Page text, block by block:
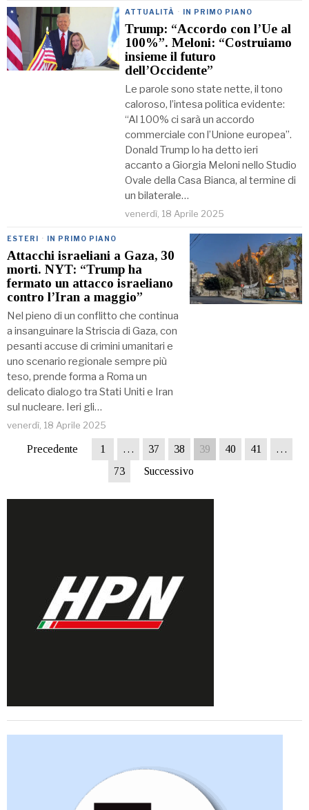
ATTUALITÀ · IN PRIMO PIANO
Trump: “Accordo con l’Ue al
100%”. Meloni: “Costruiamo
insieme il futuro
dell’Occidente”
Le parole sono state nette, il tono
caloroso, l’intesa politica evidente:
“Al 100% ci sarà un accordo
commerciale con l’Unione europea”.
Donald Trump lo ha detto ieri
accanto a Giorgia Meloni nello Studio
Ovale della Casa Bianca, al termine di
un bilaterale…
venerdì, 18 Aprile 2025
ESTERI · IN PRIMO PIANO
Attacchi israeliani a Gaza, 30
morti. NYT: “Trump ha
fermato un attacco israeliano
contro l’Iran a maggio”
Nel pieno di un conflitto che continua
a insanguinare la Striscia di Gaza, con
pesanti accuse di crimini umanitari e
uno scenario regionale sempre più
teso, prende forma a Roma un
delicato dialogo tra Stati Uniti e Iran
sul nucleare. Ieri gli…
venerdì, 18 Aprile 2025
Precedente 1 … 37 38 39 40 41
…
73
Successivo